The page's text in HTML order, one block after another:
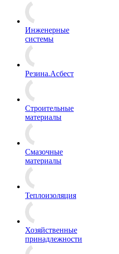
Инженерные
системы
Резина.Асбест
Строительные
материалы
Смазочные
материалы
Теплоизоляция
Хозяйственные
принадлежности